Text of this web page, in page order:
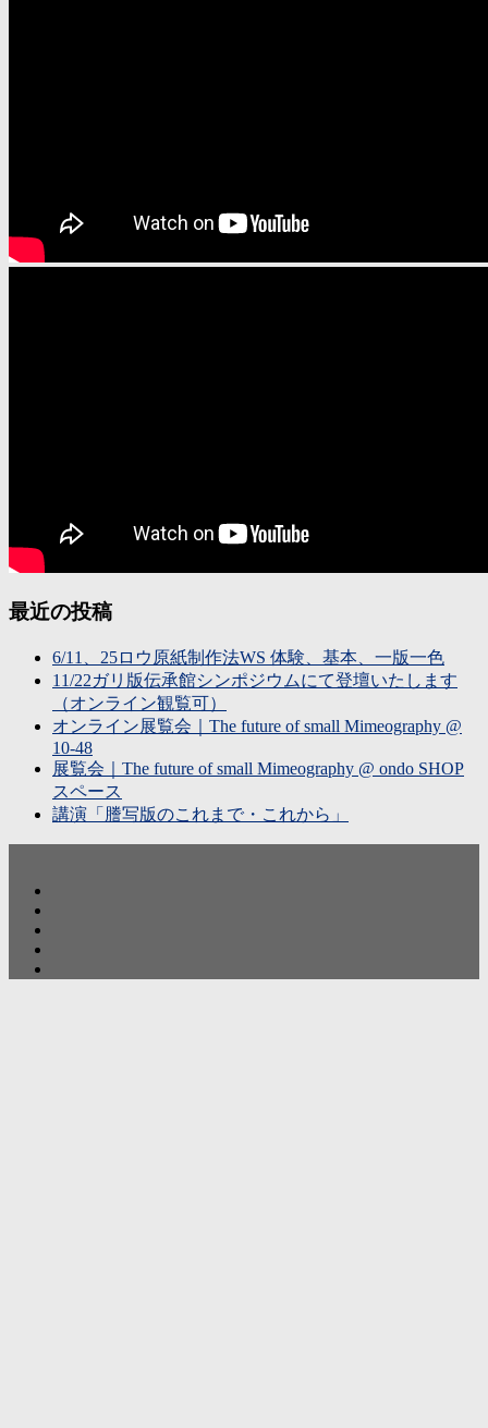
最近の投稿
6/11、25ロウ原紙制作法WS 体験、基本、一版一色
11/22ガリ版伝承館シンポジウムにて登壇いたします
（オンライン観覧可）
オンライン展覧会｜The future of small Mimeography @
10-48
展覧会｜The future of small Mimeography @ ondo SHOP
スペース
講演「謄写版のこれまで・これから」